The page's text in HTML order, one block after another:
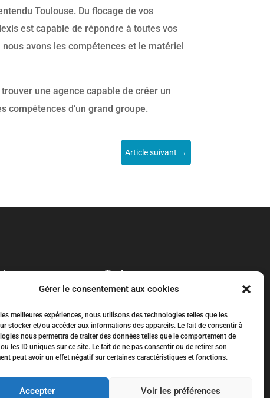
Gérer le consentement aux cookies
meilleures expériences, nous utilisons des technologies telles que les
stocker et/ou accéder aux informations des appareils. Le fait de consentir à
nous permettra de traiter des données telles que le comportement de
les ID uniques sur ce site. Le fait de ne pas consentir ou de retirer son
peut avoir un effet négatif sur certaines caractéristiques et fonctions.
Accepter Voir les préférences
Toulouse. Du flocage de vos
est capable de répondre à toutes vos
avons les compétences et le matériel
une agence capable de créer un
compétences d’un grand groupe.
Article suivant →
Toulouse
Colomiers
Blagnac
Tournefeuille
Plaisance-du-Touch
Balma